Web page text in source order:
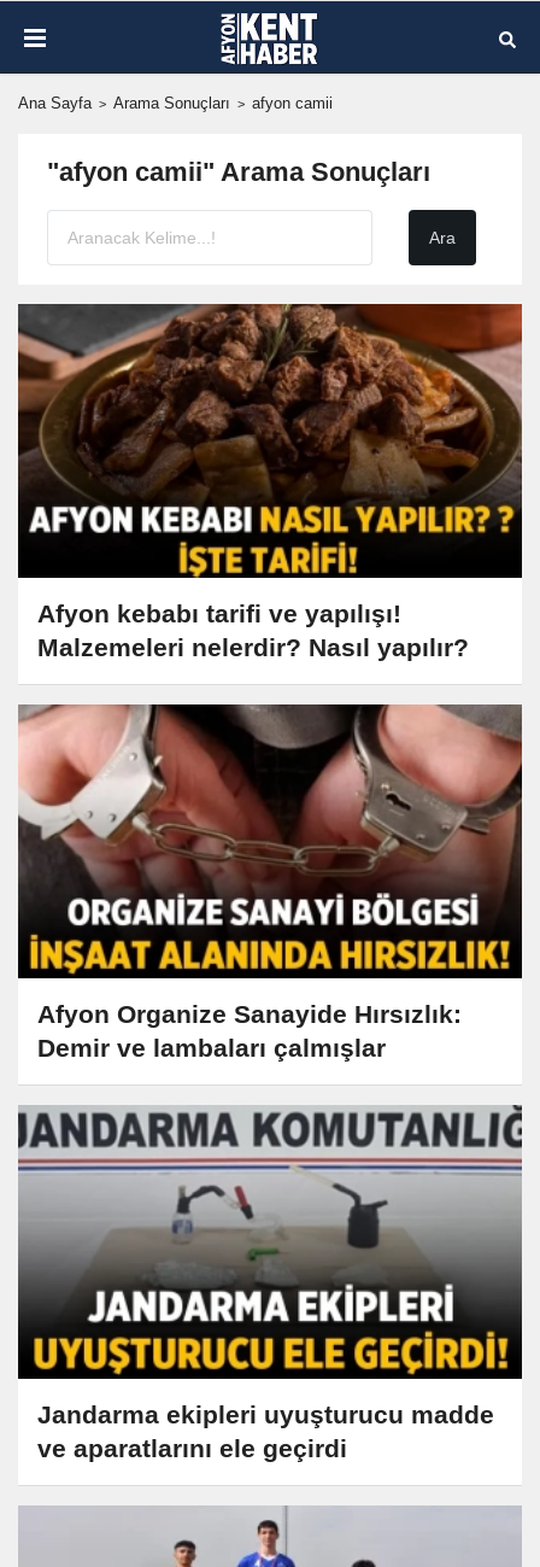
Ana Sayfa Arama Sonuçları afyon camii
"afyon camii" Arama Sonuçları
Afyon kebabı tarifi ve yapılışı!
Malzemeleri nelerdir? Nasıl yapılır?
Afyon Organize Sanayide Hırsızlık:
Demir ve lambaları çalmışlar
Jandarma ekipleri uyuşturucu madde
ve aparatlarını ele geçirdi